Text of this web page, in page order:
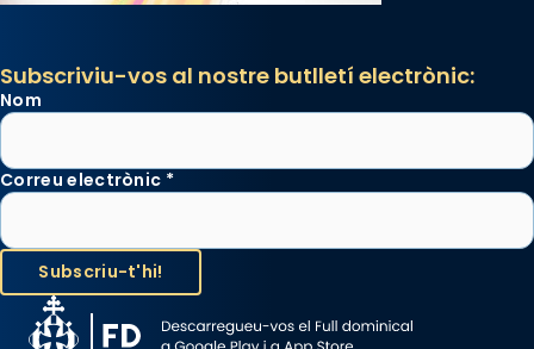
Subscriviu-vos al nostre butlletí electrònic:
Nom
Correu electrònic *